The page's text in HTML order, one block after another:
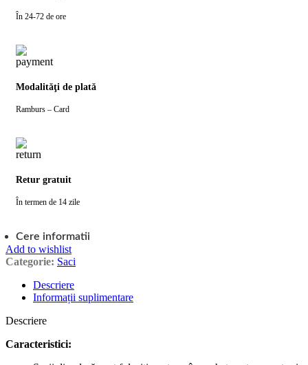
În 24-72 de ore
Modalităţi de plată
Ramburs – Card
Retur gratuit
În termen de 14 zile
Cere informatii
Add to wishlist
Categorie: Saci
Descriere
Informații suplimentare
Descriere
Caracteristici: